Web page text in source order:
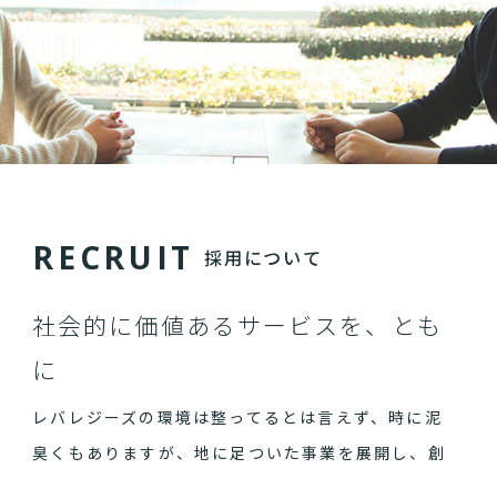
RECRU IT 採用について
社会的に価値あるサービスを、とも
に
レバレジーズの環境は整ってるとは言えず、時に泥
臭くもありますが、地に足ついた事業を展開し、創